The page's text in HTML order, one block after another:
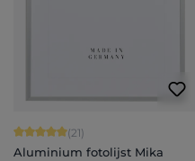
Gemiddelde waardering van 5
(21)
Aluminium fotolijst Mika